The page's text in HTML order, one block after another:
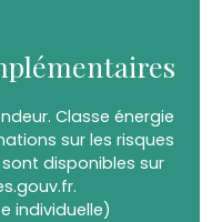
Classe énergie
sur les risques
disponibles sur
individuelle)